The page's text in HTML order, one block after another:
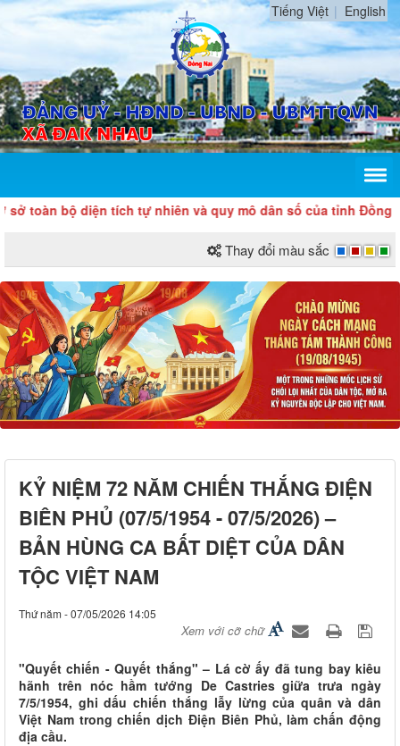
Tiếng Việt English
bộ diện tích tự nhiên và quy mô dân số của tỉnh Đồng Nai.
Thay đổi màu sắc
KỶ NIỆM 72 NĂM CHIẾN THẮNG ĐIỆN
BIÊN PHỦ (07/5/1954 - 07/5/2026) –
BẢN HÙNG CA BẤT DIỆT CỦA DÂN
TỘC VIỆT NAM
Thứ năm - 07/05/2026 14:05
Xem với cỡ chữ
"Quyết chiến - Quyết thắng" – Lá cờ ấy đã tung bay kiêu
hãnh trên nóc hầm tướng De Castries giữa trưa ngày
7/5/1954, ghi dấu chiến thắng lẫy lừng của quân và dân
Việt Nam trong chiến dịch Điện Biên Phủ, làm chấn động
địa cầu.